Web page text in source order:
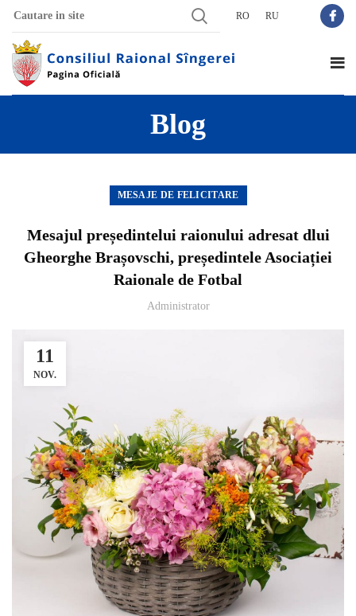
RO RU
Blog
MESAJE DE FELICITARE
Mesajul președintelui raionului adresat dlui
Gheorghe Brașovschi, președintele Asociației
Raionale de Fotbal
Administrator
11
NOV.